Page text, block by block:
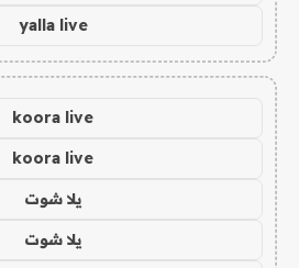
yalla live
koora live
koora live
يلا شوت
يلا شوت